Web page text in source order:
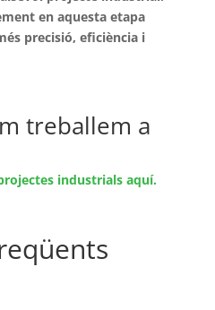
en aquesta etapa
precisió, eficiència i
treballem a
industrials aquí.